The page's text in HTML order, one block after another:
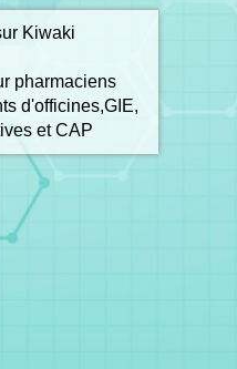
Kiwaki
pharmaciens
d'officines,GIE,
et CAP